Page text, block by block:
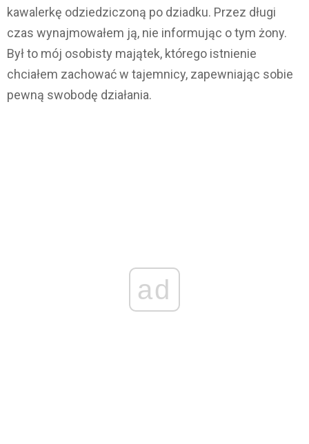
kawalerkę odziedziczoną po dziadku. Przez długi
czas wynajmowałem ją, nie informując o tym żony.
Był to mój osobisty majątek, którego istnienie
chciałem zachować w tajemnicy, zapewniając sobie
pewną swobodę działania.
ad